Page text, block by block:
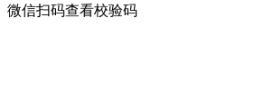
微信扫码查看校验码